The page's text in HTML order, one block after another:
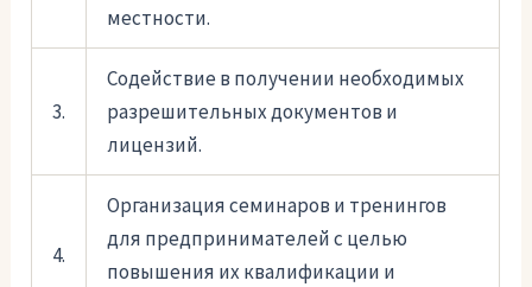
местности.
3.
Содействие в получении необходимых
разрешительных документов и
лицензий.
4.
Организация семинаров и тренингов
для предпринимателей с целью
повышения их квалификации и